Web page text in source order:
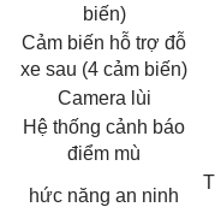
biến)
Cảm biến hỗ trợ đỗ
xe sau (4 cảm biến)
Camera lùi
Hệ thống cảnh báo
điểm mù
hức năng an ninh